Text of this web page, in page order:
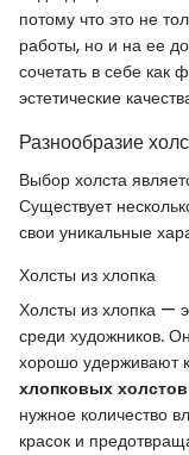
потому что это не
работы, но и на ее
сочетать в себе как
эстетические
Разнообразие
Выбор холста
Существует
свои уникальные
Холсты из хлопка
Холсты из хлопка —
среди художников.
хорошо удерживают
хлопковых холстов
нужное количество
красок и